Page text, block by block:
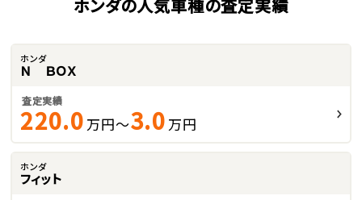
ホンダの人気車種の査定実績
ホンダ
Ｎ ＢＯＸ
査定実績
220.0 万円～3.0 万円
ホンダ
フィット